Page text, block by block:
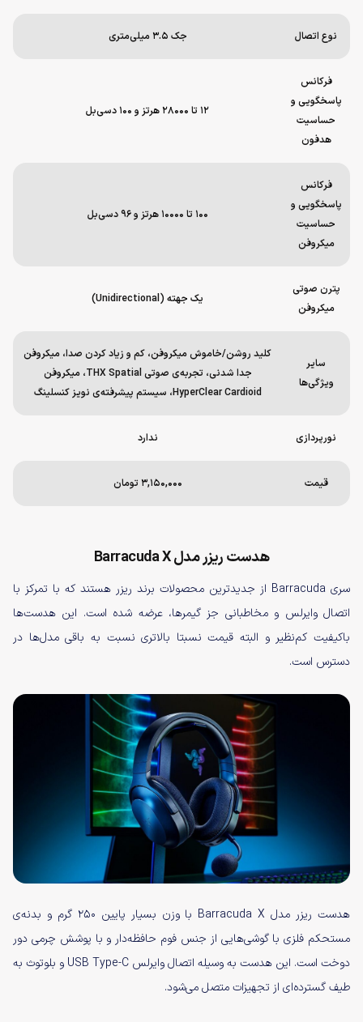
نوع اتصال جک ۳.۵ میلی‌متری
فرکانس
پاسخگویی و
حساسیت
هدفون
۱۲ تا ۲۸۰۰۰ هرتز و ۱۰۰ دسی‌بل
فرکانس
پاسخگویی و
حساسیت
میکروفن
۱۰۰ تا ۱۰۰۰۰ هرتز و ۹۶ دسی‌بل
پترن صوتی
میکروفن
یک جهته (Unidirectional)
سایر
ویژگی‌ها
کلید روشن/خاموش میکروفن، کم و زیاد کردن صدا، میکروفن
جدا شدنی، تجربه‌ی صوتی THX Spatial، میکروفن
HyperClear Cardioid، سیستم پیشرفته‌ی نویز کنسلینگ
نورپردازی ندارد
قیمت ۳,۱۵۰,۰۰۰ تومان
هدست ریزر مدل Barracuda X
سری Barracuda از جدیدترین محصولات برند ریزر هستند که با تمرکز با
اتصال وایرلس و مخاطبانی جز گیمرها، عرضه شده است. این هدست‌ها
باکیفیت کم‌نظیر و البته قیمت نسبتا بالاتری نسبت به باقی مدل‌ها در
دسترس است.
هدست ریزر مدل Barracuda X با وزن بسیار پایین ۲۵۰ گرم و بدنه‌ی
مستحکم فلزی با گوشی‌هایی از جنس فوم حافظه‌دار و با پوشش چرمی دور
دوخت است. این هدست به وسیله‌ اتصال وایرلس USB Type-C و بلوتوث به
طیف گسترده‌ای از تجهیزات متصل می‌شود.